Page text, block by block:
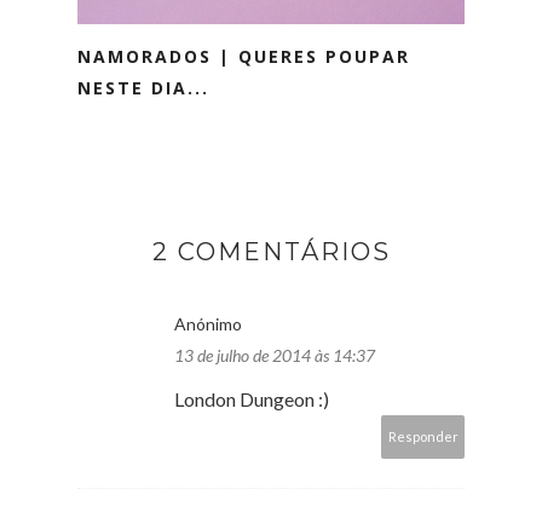
NAMORADOS | QUERES POUPAR
NESTE DIA...
2 COMENTÁRIOS
Anónimo
13 de julho de 2014 às 14:37
London Dungeon :)
Responder